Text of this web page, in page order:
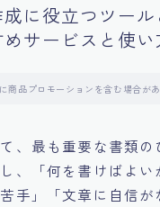
プを目指す人の応募書
AIの進化がもたらす
に役立つツール
サービスと使い
商品プロモーションを含む場合が
、最も重要な書類
、「何を書けばよい
苦手」「文章に自信